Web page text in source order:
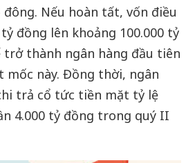
Nếu hoàn tất, vốn điều
đồng lên khoảng 100.000 tỷ
trở thành ngân hàng đầu tiên
này. Đồng thời, ngân
trả cổ tức tiền mặt tỷ lệ
4.000 tỷ đồng trong quý II